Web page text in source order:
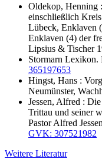
Oldekop, Henning
einschließlich
Lübeck, Enklaven
Enklaven (4) der
Lipsius & Tischer
Stormarn Lexikon.
365197653
Hingst, Hans :
Neumünster,
Jessen, Alfred :
Trittau und seiner
Pastor Alfred
GVK: 307521982
Weitere Literatur